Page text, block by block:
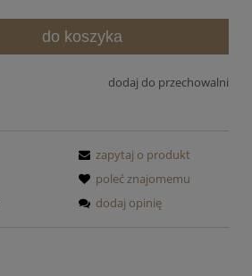
do koszyka
dodaj do przechowalni
zapytaj o produkt
poleć znajomemu
dodaj opinię